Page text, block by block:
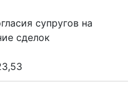
супругов на
сделок